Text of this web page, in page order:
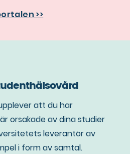
>>
att du har
orsakade av dina studier
leverantör av
i form av samtal.